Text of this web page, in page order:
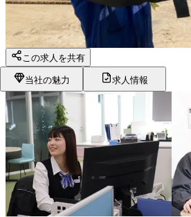
この求人を共有
当社の魅力 求人情報